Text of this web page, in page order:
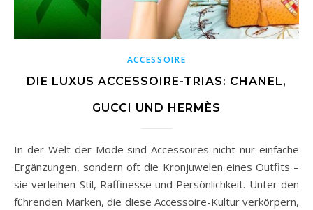
ACCESSOIRE
DIE LUXUS ACCESSOIRE-TRIAS: CHANEL,
GUCCI UND HERMÈS
In der Welt der Mode sind Accessoires nicht nur einfache
Ergänzungen, sondern oft die Kronjuwelen eines Outfits –
sie verleihen Stil, Raffinesse und Persönlichkeit. Unter den
führenden Marken, die diese Accessoire-Kultur verkörpern,